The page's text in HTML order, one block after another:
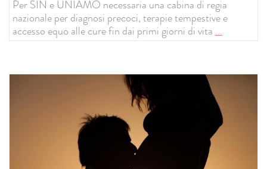
Per SIN e UNIAMO necessaria una cabina di regia
nazionale per diagnosi precoci, terapie tempestive e
accesso equo alle cure fin dai primi giorni di vita ...